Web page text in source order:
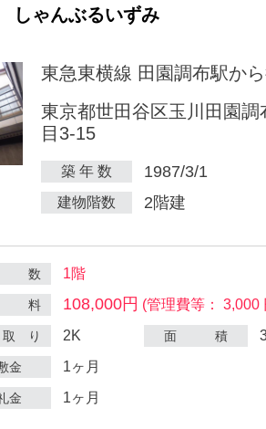
しゃんぶるいずみ
東急東横線 田園調布駅か
東京都世田谷区玉川田園調
目3-15
築 年 数 1987/3/1
建物階数 2階建
数 1階
料 108,000円 (管理費等： 3,000
り 2K 面 積
金 1ヶ月
金 1ヶ月